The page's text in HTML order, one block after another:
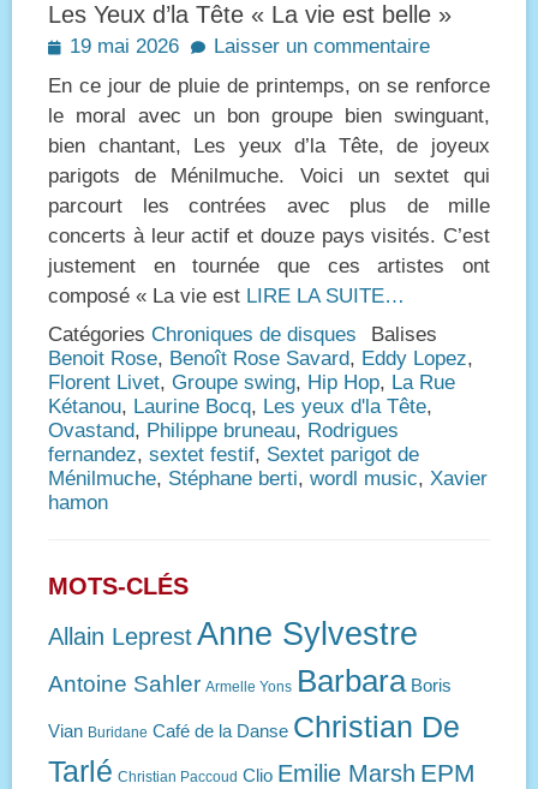
Les Yeux d’la Tête « La vie est belle »
Posted
19 mai 2026
Laisser un commentaire
En ce jour de pluie de printemps, on se renforce
le moral avec un bon groupe bien swinguant,
bien chantant, Les yeux d’la Tête, de joyeux
parigots de Ménilmuche. Voici un sextet qui
parcourt les contrées avec plus de mille
concerts à leur actif et douze pays visités. C’est
justement en tournée que ces artistes ont
composé « La vie est LIRE LA SUITE…
Catégories Chroniques de disques
Balises
Benoit Rose, Benoît Rose Savard, Eddy Lopez,
Florent Livet, Groupe swing, Hip Hop, La Rue
Kétanou, Laurine Bocq, Les yeux d'la Tête,
Ovastand, Philippe bruneau, Rodrigues
fernandez, sextet festif, Sextet parigot de
Ménilmuche, Stéphane berti, wordl music, Xavier
hamon
MOTS-CLÉS
Allain LeprestAnne Sylvestre
Antoine Sahler Armelle Yons Barbara Boris
Vian Buridane Café de la Danse Christian De
Tarlé Christian Paccoud Clio Emilie Marsh EPM